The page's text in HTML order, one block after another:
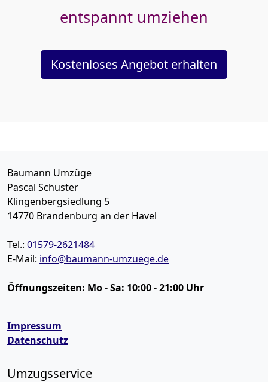
entspannt umziehen
Kostenloses Angebot erhalten
Baumann Umzüge
Pascal Schuster
Klingenbergsiedlung 5
14770 Brandenburg an der Havel
Tel.: 01579-2621484
E-Mail: info@baumann-umzuege.de
Öffnungszeiten: Mo - Sa: 10:00 - 21:00 Uhr
Impressum
Datenschutz
Umzugsservice